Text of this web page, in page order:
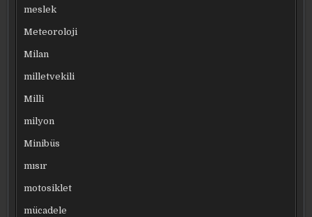
meslek
Meteoroloji
Milan
milletvekili
Milli
milyon
Minibüs
mısır
motosiklet
mücadele